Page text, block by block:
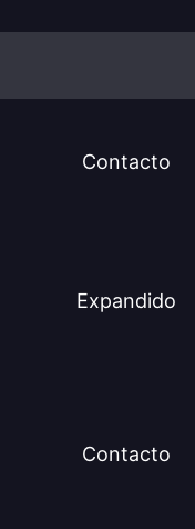
Contacto
Expandido
Contacto